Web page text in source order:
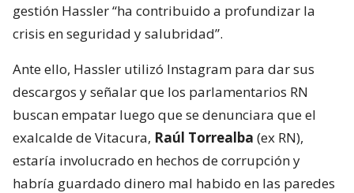
gestión Hassler “ha contribuido a profundizar la
crisis en seguridad y salubridad”.
Ante ello, Hassler utilizó Instagram para dar sus
descargos y señalar que los parlamentarios RN
buscan empatar luego que se denunciara que el
exalcalde de Vitacura, Raúl Torrealba (ex RN),
estaría involucrado en hechos de corrupción y
habría guardado dinero mal habido en las paredes